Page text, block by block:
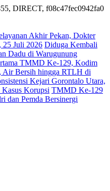
DIRECT, f08c47fec0942fa0
Akhir Pekan, Dokter
25 Juli 2026 Diduga Kembali
Dadu di Warugunung
TMMD Ke-129, Kodim
Air Bersih hingga RTLH di
Kejari Gorontalo Utara,
Korupsi TMMD Ke-129
dan Pemda Bersinergi